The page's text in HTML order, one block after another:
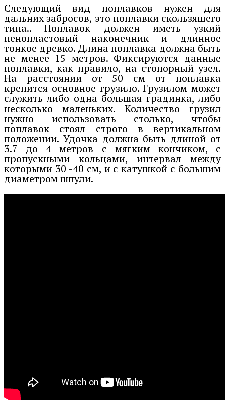
Следующий вид поплавков нужен для
дальних забросов, это поплавки скользящего
типа.. Поплавок должен иметь узкий
пенопластовый наконечник и длинное
тонкое древко. Длина поплавка должна быть
не менее 15 метров. Фиксируются данные
поплавки, как правило, на стопорный узел.
На расстоянии от 50 см от поплавка
крепится основное грузило. Грузилом может
служить либо одна большая градинка, либо
несколько маленьких. Количество грузил
нужно использовать столько, чтобы
поплавок стоял строго в вертикальном
положении. Удочка должна быть длиной от
3.7 до 4 метров с мягким кончиком, с
пропускными кольцами, интервал между
которыми 30 -40 см, и с катушкой с большим
диаметром шпули.